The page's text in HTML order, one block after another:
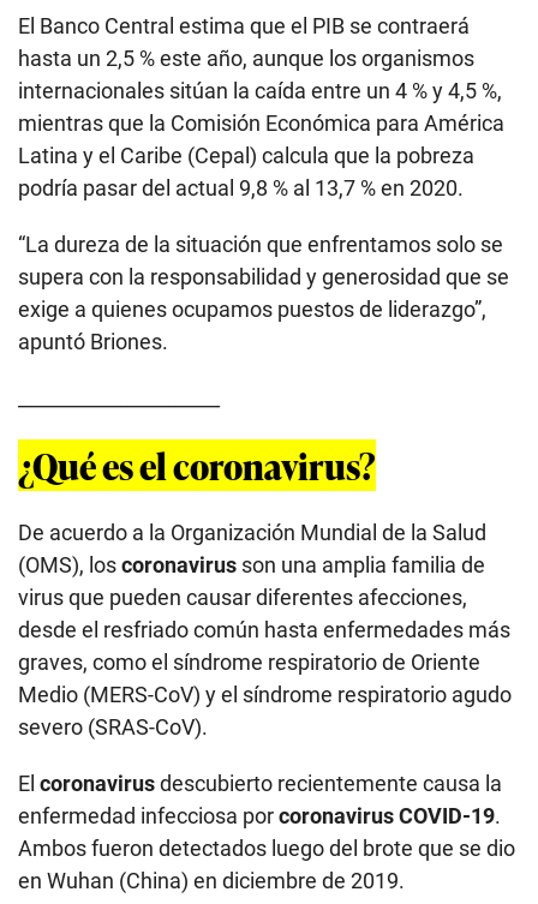
El Banco Central estima que el PIB se contraerá
hasta un 2,5 % este año, aunque los organismos
internacionales sitúan la caída entre un 4 % y 4,5 %,
mientras que la Comisión Económica para América
Latina y el Caribe (Cepal) calcula que la pobreza
podría pasar del actual 9,8 % al 13,7 % en 2020.
“La dureza de la situación que enfrentamos solo se
supera con la responsabilidad y generosidad que se
exige a quienes ocupamos puestos de liderazgo”,
apuntó Briones.
¿Qué es el coronavirus?
De acuerdo a la Organización Mundial de la Salud
(OMS), loscoronavirus son una amplia familia de
virus que pueden causar diferentes afecciones,
desde el resfriado común hasta enfermedades más
graves, como el síndrome respiratorio de Oriente
Medio (MERS-CoV) y el síndrome respiratorio agudo
severo (SRAS-CoV).
El coronavirusdescubierto recientemente causa la
enfermedad infecciosa porcoronavirus COVID-19.
Ambos fueron detectados luego del brote que se dio
en Wuhan (China) en diciembre de 2019.